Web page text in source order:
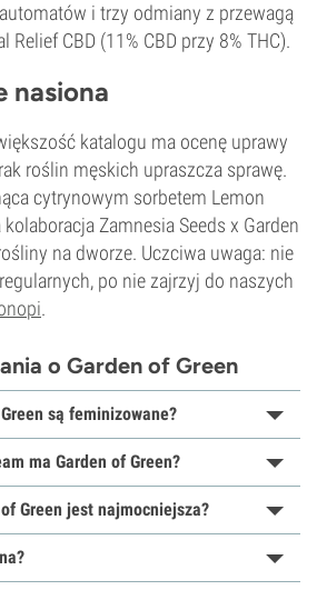
i trzy odmiany z przewagą
Relief CBD (11% CBD przy 8% THC).
nasiona
katalogu ma ocenę uprawy
roślin męskich upraszcza sprawę.
cytrynowym sorbetem Lemon
Zamnesia Seeds x Garden
na dworze. Uczciwa uwaga: nie
po nie zajrzyj do naszych
.
o Garden of Green
są feminizowane?
ma Garden of Green?
Green jest najmocniejsza?